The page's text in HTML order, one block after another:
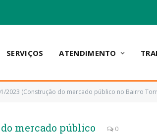
SERVIÇOS ATENDIMENTO
2023 (Construção do mercado público no Bairro
do mercado público
0